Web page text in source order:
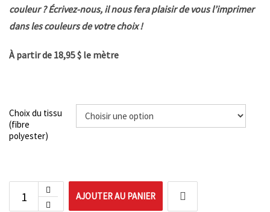
couleur ? Écrivez-nous, il nous fera plaisir de vous l’imprimer
dans les couleurs de votre choix !
À partir de 18,95 $ le mètre
Choix du tissu
(fibre
polyester)
AJOUTER AU PANIER